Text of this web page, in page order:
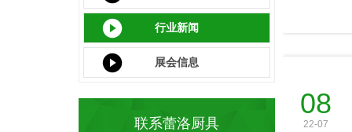
08
22-07
行业新闻
展会信息
联系蕾洛厨具